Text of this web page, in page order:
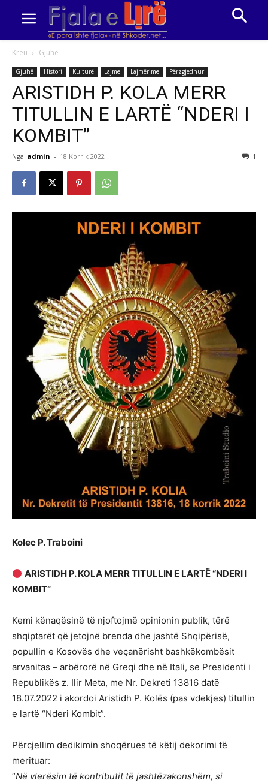
Kreu Gjuhë
Gjuhë Histori Kulturë Lajme Lajmërime Përzgjedhur
ARISTIDH P. KOLA MERR
TITULLIN E LARTË “NDERI I
KOMBIT”
Nga admin - 18 Korrik 2022 1
Kolec P. Traboini
ARISTIDH P. KOLA MERR TITULLIN E LARTË “NDERI I
KOMBIT”
Kemi kënaqësinë të njoftojmë opinionin publik, tërë
shqiptarët që jetojnë brenda dhe jashtë Shqipërisë,
popullin e Kosovës dhe veçanërisht bashkëkombësit
arvanitas – arbërorë në Greqi dhe në Itali, se Presidenti i
Republikës z. Ilir Meta, me Nr. Dekreti 13816 datë
18.07.2022 i akordoi Aristidh P. Kolës (pas vdekjes) titullin
e lartë “Nderi Kombit”.
Përcjellim dedikimin shoqërues të këtij dekorimi të
merituar:
“Në vlerësim të kontributit të jashtëzakonshëm, si